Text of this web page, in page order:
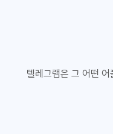
텔레그램은 그 어떤